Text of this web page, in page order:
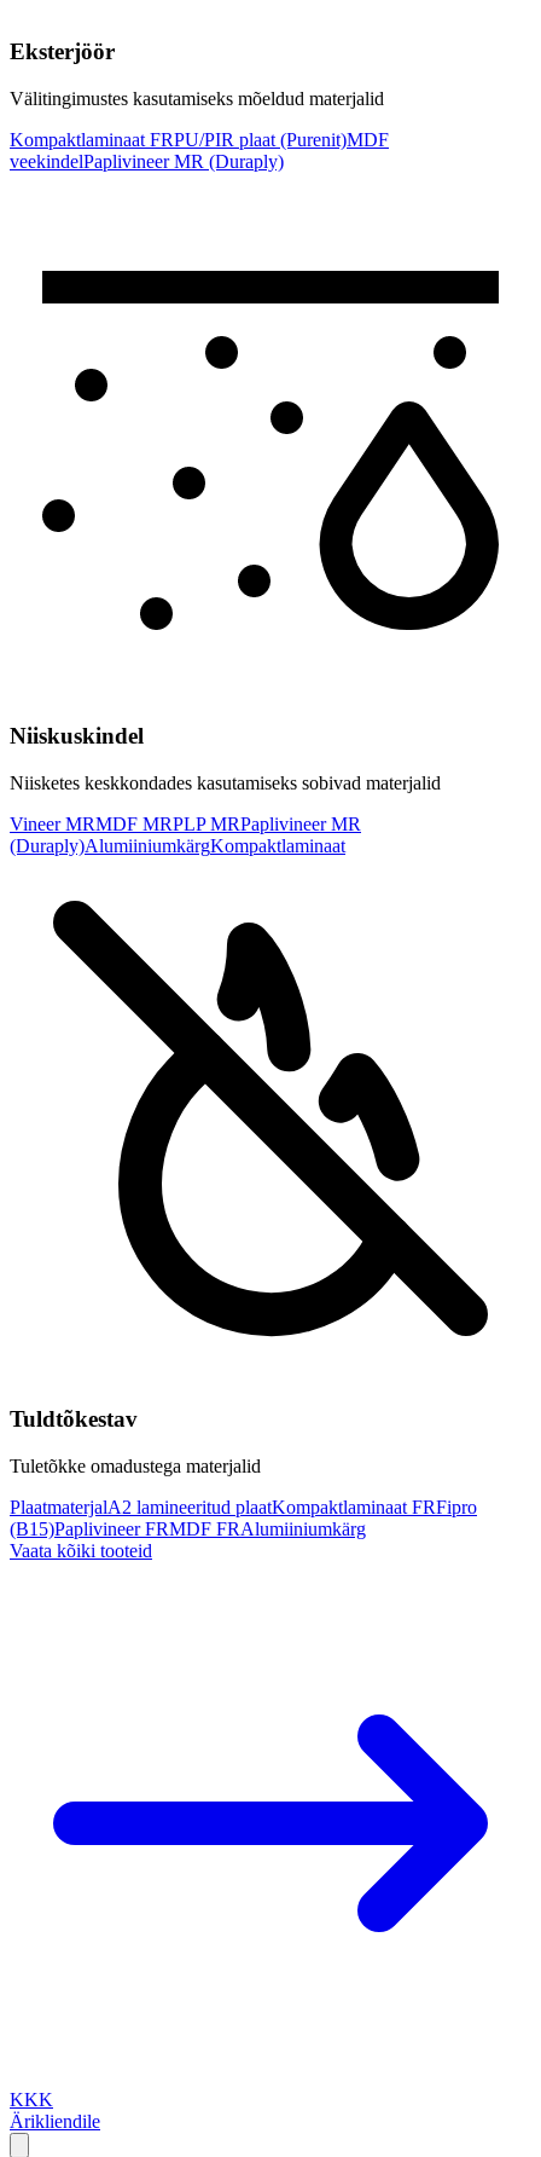
Eksterjöör
Välitingimustes kasutamiseks mõeldud materjalid
Kompaktlaminaat FRPU/PIR plaat (Purenit)MDF
veekindelPaplivineer MR (Duraply)
Niiskuskindel
Niisketes keskkondades kasutamiseks sobivad materjalid
Vineer MRMDF MRPLP MRPaplivineer MR
(Duraply)AlumiiniumkärgKompaktlaminaat
Tuldtõkestav
Tuletõkke omadustega materjalid
PlaatmaterjalA2 lamineeritud plaatKompaktlaminaat FRFipro
(B15)Paplivineer FRMDF FRAlumiiniumkärg
Vaata kõiki tooteid
KKK
Ärikliendile